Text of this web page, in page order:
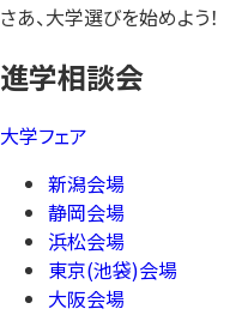
さあ、大学選びを始めよう！
進学相談会
大学フェア
新潟会場
静岡会場
浜松会場
東京(池袋)会場
大阪会場